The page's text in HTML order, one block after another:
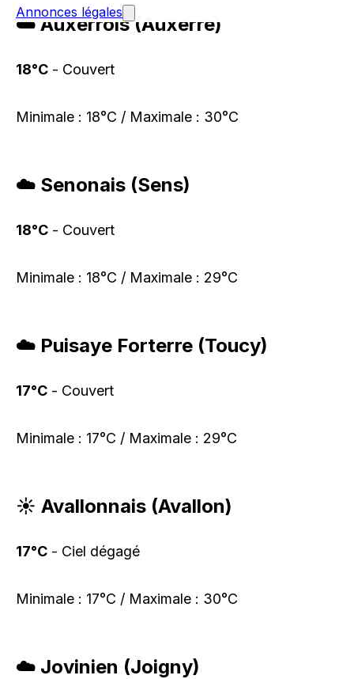
Annonces légales
☁️ Auxerrois (Auxerre)
18°C - Couvert
Minimale : 18°C / Maximale : 30°C
☁️ Senonais (Sens)
18°C - Couvert
Minimale : 18°C / Maximale : 29°C
☁️ Puisaye Forterre (Toucy)
17°C - Couvert
Minimale : 17°C / Maximale : 29°C
☀️ Avallonnais (Avallon)
17°C - Ciel dégagé
Minimale : 17°C / Maximale : 30°C
☁️ Jovinien (Joigny)